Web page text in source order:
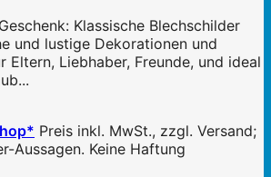
Klassische Blechschilder
und lustige Dekorationen und
Eltern, Liebhaber, Freunde, und ideal
Preis inkl. MwSt., zzgl. Versand;
Aussagen. Keine Haftung